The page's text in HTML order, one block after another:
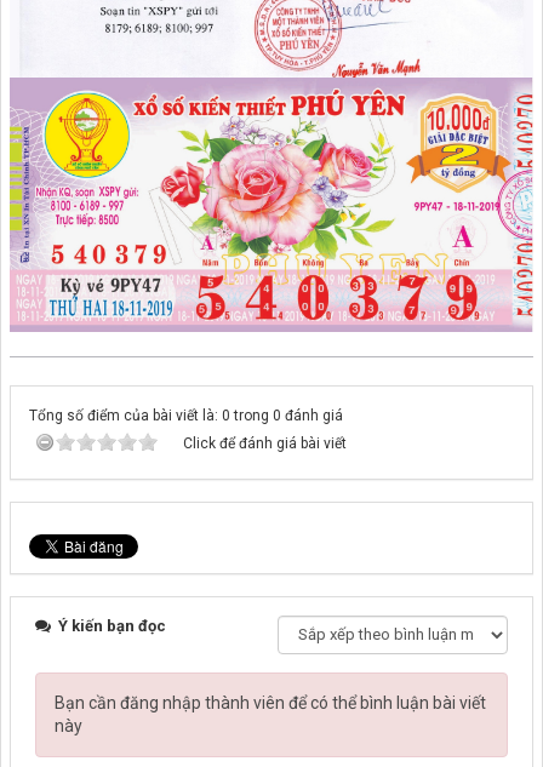
Tổng số điểm của bài viết là: 0 trong 0 đánh giá
Click để đánh giá bài viết
Ý kiến bạn đọc
Bạn cần đăng nhập thành viên để có thể bình luận bài viết
này